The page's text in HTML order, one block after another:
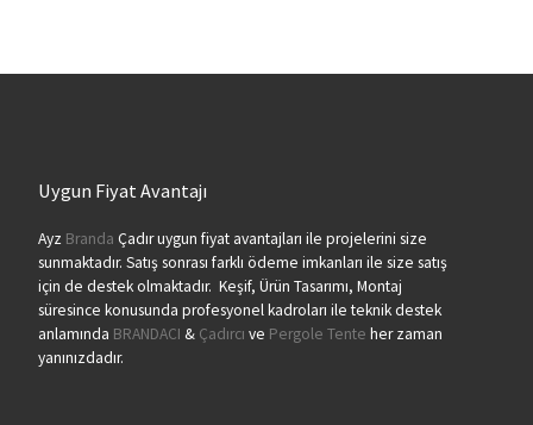
Uygun Fiyat Avantajı
Ayz Branda Çadır uygun fiyat avantajları ile projelerini size
sunmaktadır. Satış sonrası farklı ödeme imkanları ile size satış
için de destek olmaktadır. Keşif, Ürün Tasarımı, Montaj
süresince konusunda profesyonel kadroları ile teknik destek
anlamında BRANDACI & Çadırcı ve Pergole Tente her zaman
yanınızdadır.